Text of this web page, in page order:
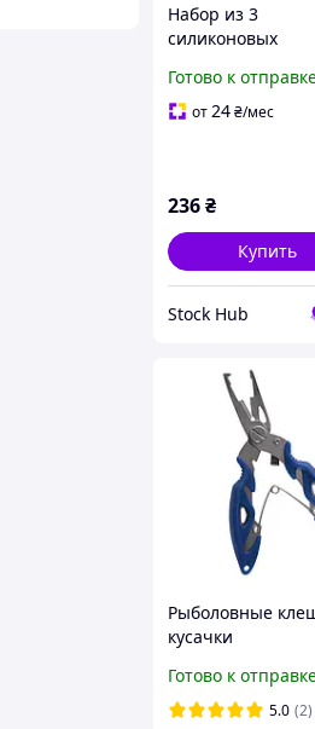
Набор из 3
силиконовых
12см Expert
Soft Gear 25 GR
Готово к
от 24₴/мес
236₴
Купить
Stock Hub
Рыболовные
кусачки
Готово к
5.0 (2)